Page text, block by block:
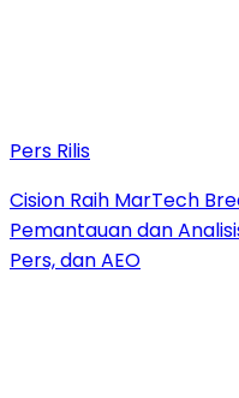
Pers Rilis
Cision Raih MarTech
Pemantauan dan
Pers, dan AEO